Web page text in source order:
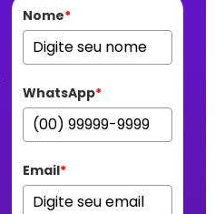
Nome*
WhatsApp*
Email*